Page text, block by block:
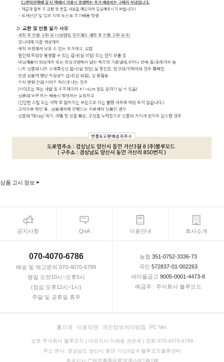
상품 고시 정보
공지사항 QnA 이용안내 회사소개
070-4070-6786
배송 및 재고문의 070-4070-6789
평일 오전10시~오후5시
(점심 오후12시~1시)
주말 및 공휴일 휴무
농협 351-0752-3336-73
국민 572837-01-002263
새마을금고 9005-0001-4473-8
예금주 : 주식회사 블루모드
홈으로 이용약관 개인정보처리방침 PC Ver.
상호 주식회사 블루모드 | 대표이사 이재동 권은숙 | 전화 070-4070-6786
주소 본사: 경상남도 양산시 동면 가산3길 8 블루모드물류센터
중국지사:广州市番禺区星河湾小区1栋2梯